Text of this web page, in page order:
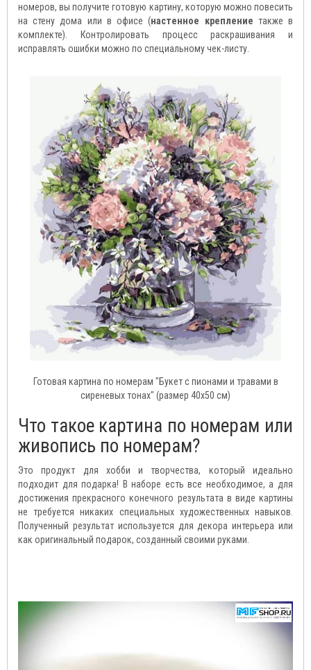
номеров, вы получите готовую картину, которую можно повесить
на стену дома или в офисе (настенное крепление также в
комплекте). Контролировать процесс раскрашивания и
исправлять ошибки можно по специальному чек-листу.
Готовая картина по номерам "Букет с пионами и травами в
сиреневых тонах" (размер 40x50 см)
Что такое картина по номерам или
живопись по номерам?
Это продукт для хобби и творчества, который идеально
подходит для подарка! В наборе есть все необходимое, а для
достижения прекрасного конечного результата в виде картины
не требуется никаких специальных художественных навыков.
Полученный результат используется для декора интерьера или
как оригинальный подарок, созданный своими руками.